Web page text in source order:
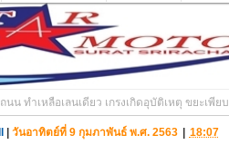
น ทำเหลือเลนเดียว เกรงเกิดอุบัติเหตุ ขยะเพียบ
วันอาทิตย์ที่ 9 กุมภาพันธ์ พ.ศ. 2563 18:07